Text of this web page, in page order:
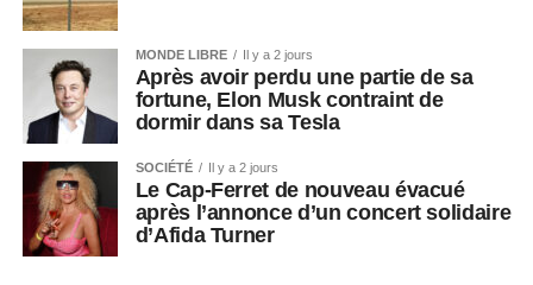
MONDE LIBRE Il y a 2 jours
Après avoir perdu une partie de sa
fortune, Elon Musk contraint de
dormir dans sa Tesla
SOCIÉTÉ Il y a 2 jours
Le Cap-Ferret de nouveau évacué
après l’annonce d’un concert solidaire
d’Afida Turner